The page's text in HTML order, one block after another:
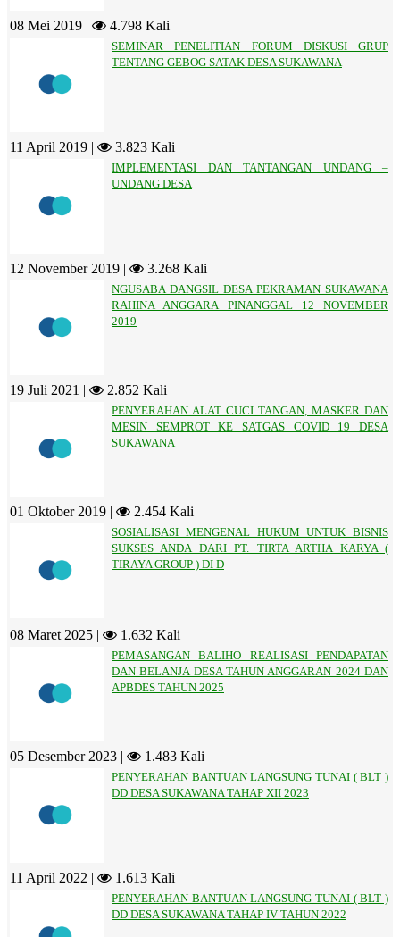
08 Mei 2019 | 4.798 Kali
SEMINAR PENELITIAN FORUM DISKUSI GRUP
TENTANG GEBOG SATAK DESA SUKAWANA
11 April 2019 | 3.823 Kali
IMPLEMENTASI DAN TANTANGAN UNDANG –
UNDANG DESA
12 November 2019 | 3.268 Kali
NGUSABA DANGSIL DESA PEKRAMAN SUKAWANA
RAHINA ANGGARA PINANGGAL 12 NOVEMBER
2019
19 Juli 2021 | 2.852 Kali
PENYERAHAN ALAT CUCI TANGAN, MASKER DAN
MESIN SEMPROT KE SATGAS COVID 19 DESA
SUKAWANA
01 Oktober 2019 | 2.454 Kali
SOSIALISASI MENGENAL HUKUM UNTUK BISNIS
SUKSES ANDA DARI PT. TIRTA ARTHA KARYA (
TIRAYA GROUP ) DI D
08 Maret 2025 | 1.632 Kali
PEMASANGAN BALIHO REALISASI PENDAPATAN
DAN BELANJA DESA TAHUN ANGGARAN 2024 DAN
APBDES TAHUN 2025
05 Desember 2023 | 1.483 Kali
PENYERAHAN BANTUAN LANGSUNG TUNAI ( BLT )
DD DESA SUKAWANA TAHAP XII 2023
11 April 2022 | 1.613 Kali
PENYERAHAN BANTUAN LANGSUNG TUNAI ( BLT )
DD DESA SUKAWANA TAHAP IV TAHUN 2022